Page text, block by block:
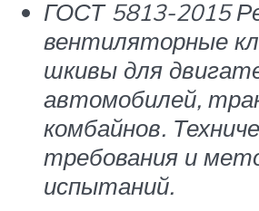
ГОСТ 5813-2015
вентиляторные
шкивы для
автомобилей,
комбайнов.
требования и
испытаний.